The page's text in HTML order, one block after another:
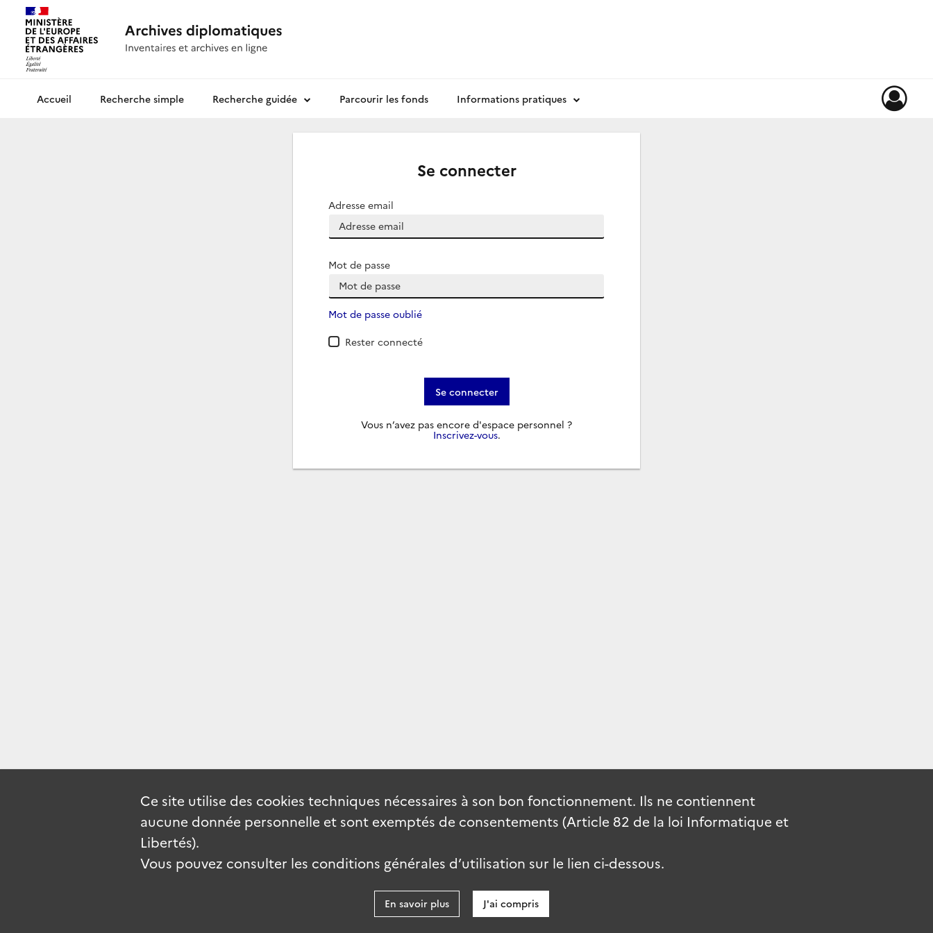
Archives diplomatiquesRecherche simple Recherche guidée Parcourir les fonds Informations pratiques
Se connecter
Adresse email
Mot de passe
Mot de passe oublié
Rester connecté
Se connecter
Vous n’avez pas encore d'espace personnel ?
Inscrivez-vous.
Ce site utilise des cookies techniques nécessaires à son bon fonctionnement. Ils ne contiennent
aucune donnée personnelle et sont exemptés de consentements (Article 82 de la loi Informatique et
Libertés).
Vous pouvez consulter les conditions générales d’utilisation sur le lien ci-dessous.
En savoir plus J'ai compris